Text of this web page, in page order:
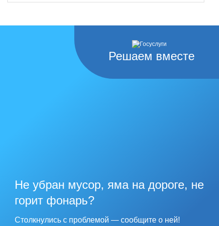
Решаем вместе
Не убран мусор, яма на дороге, не
горит фонарь?
Столкнулись с проблемой — сообщите о ней!